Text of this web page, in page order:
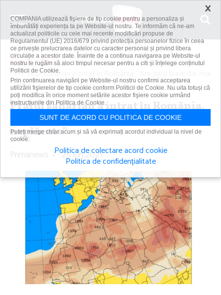
Acasă
Știri
Praful saharian a intrat în România. “Are părţi bune dar mai
ales...
Praful saharian a intrat în România.
“Are părţi bune dar mai ales părţi
neplăcute”
Primanews | 25 iun 2021
×
COMPANIA utilizează fişiere de tip cookie pentru a personaliza și
îmbunătăți experiența ta pe Website-ul nostru. Te informăm că ne-am
actualizat politicile cu cele mai recente modificări propuse de
Regulamentul (UE) 2016/679 privind protecția persoanelor fizice în ceea
ce privește prelucrarea datelor cu caracter personal și privind libera
circulație a acestor date. Înainte de a continua navigarea pe Website-ul
nostru te rugăm să aloci timpul necesar pentru a citi și înțelege conținutul
Politicii de Cookie.
Prin continuarea navigării pe Website-ul nostru confirmi acceptarea
utilizării fişierelor de tip cookie conform Politicii de Cookie. Nu uita totuși că
poți modifica în orice moment setările acestor fişiere cookie urmând
instrucțiunile din Politica de Cookie.
SUNT DE ACORD CU POLITICA DE COOKIE
Puteți merge chiar acum și să vă exprimați acordul individual la nivel de
cookie:
Politica de colectare acord cookie
Politica de confidențialitate